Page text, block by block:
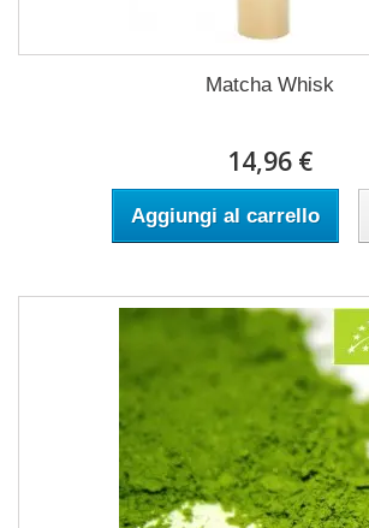
Matcha Whisk
14,96 €
Aggiungi al carrello